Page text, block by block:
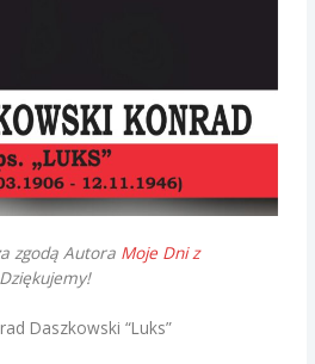
zgodą Autora Moje Dni z
Dziękujemy!
Daszkowski “Luks”